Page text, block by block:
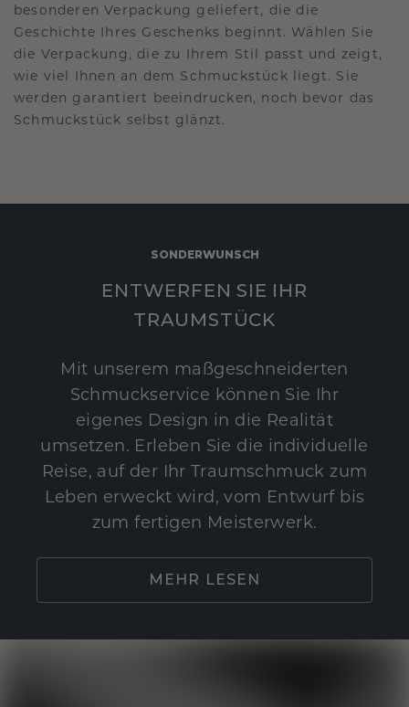
besonderen Verpackung geliefert, die die
Geschichte Ihres Geschenks beginnt. Wählen Sie
die Verpackung, die zu Ihrem Stil passt und zeigt,
wie viel Ihnen an dem Schmuckstück liegt. Sie
werden garantiert beeindrucken, noch bevor das
Schmuckstück selbst glänzt.
SONDERWUNSCH
ENTWERFEN SIE IHR
TRAUMSTÜCK
Mit unserem maßgeschneiderten
Schmuckservice können Sie Ihr
eigenes Design in die Realität
umsetzen. Erleben Sie die individuelle
Reise, auf der Ihr Traumschmuck zum
Leben erweckt wird, vom Entwurf bis
zum fertigen Meisterwerk.
MEHR LESEN